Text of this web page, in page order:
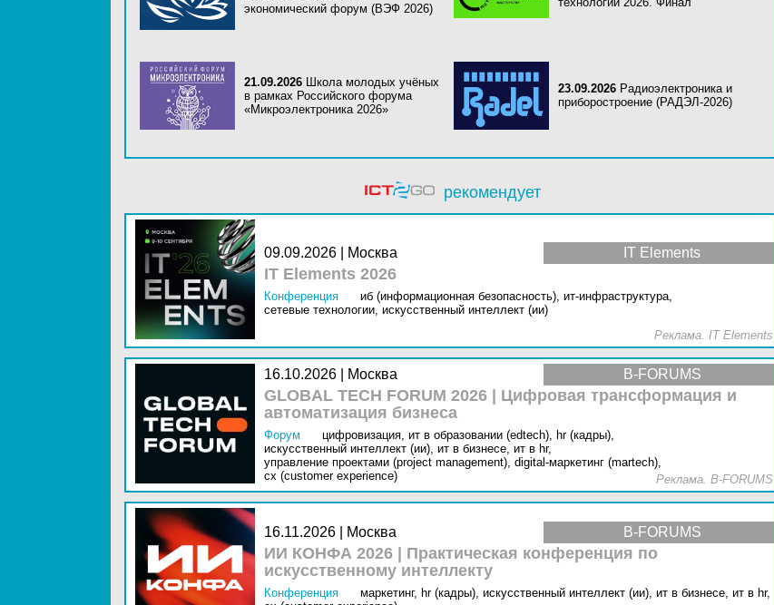
экономический форум (ВЭФ 2026)
21.09.2026 Школа молодых учёных
в рамках Российского форума
«Микроэлектроника 2026»
23.09.2026 Радиоэлектроника и
приборостроение (РАДЭЛ-2026)
рекомендует
IT Elements
09.09.2026 | Москва
IT Elements 2026
Конференция иб (информационная безопасность), ит-инфраструктура,
сетевые технологии, искусственный интеллект (ии)
Реклама. IT Elements
B-FORUMS
16.10.2026 | Москва
GLOBAL TECH FORUM 2026 | Цифровая трансформация и
автоматизация бизнеса
Форум цифровизация, ит в образовании (edtech), hr (кадры),
искусственный интеллект (ии), ит в бизнесе, ит в hr,
управление проектами (project management), digital-маркетинг (martech),
cx (customer experience)
Реклама. B-FORUMS
B-FORUMS
16.11.2026 | Москва
ИИ КОНФА 2026 | Практическая конференция по
искусственному интеллекту
Конференция маркетинг, hr (кадры), искусственный интеллект (ии), ит в бизнесе, ит в hr,